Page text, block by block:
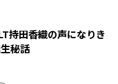
持田香織の声になりき
秘話